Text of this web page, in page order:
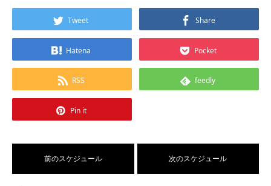
Tweet Share
Hatena Pocket
RSS feedly
Pin it
前のスケジュール 次のスケジュール